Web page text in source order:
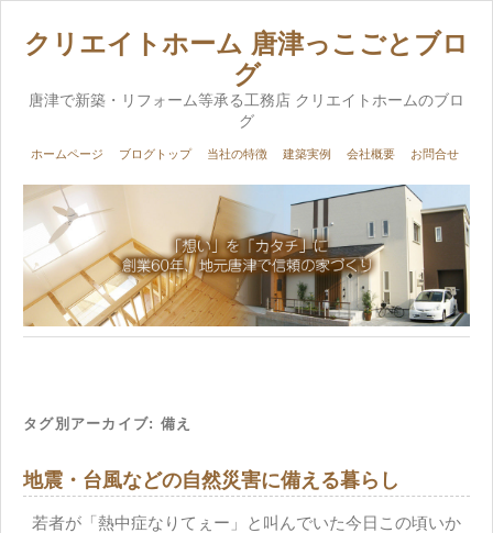
クリエイトホーム 唐津っこごとブロ
グ
唐津で新築・リフォーム等承る工務店 クリエイトホームのブロ
グ
ホームページ ブログトップ 当社の特徴 建築実例 会社概要 お問合せ
タグ別アーカイブ: 備え
地震・台風などの自然災害に備える暮らし
若者が「熱中症なりてぇー」と叫んでいた今日この頃いか